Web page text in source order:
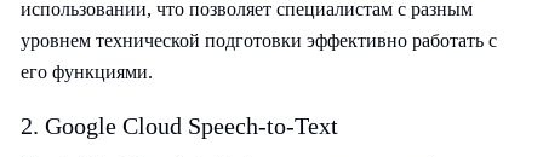
использовании, что позволяет специалистам с разным
уровнем технической подготовки эффективно работать с
его функциями.
2. Google Cloud Speech-to-Text